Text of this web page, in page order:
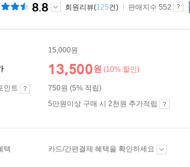
8.8 회원리뷰(125건) 판매지수 552
15,000원
13,500원 (10% 할인)
인트
750원 (5% 적립)
5만원이상 구매 시 2천원 추가적립
택 카드/간편결제 혜택을 확인하세요